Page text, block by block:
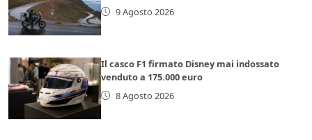
9 Agosto 2026
Il casco F1 firmato Disney mai indossato
venduto a 175.000 euro
8 Agosto 2026